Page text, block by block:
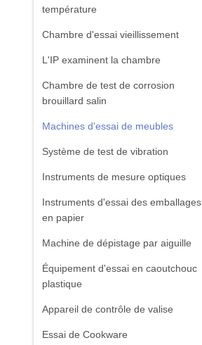
température
Chambre d'essai vieillissement
L'IP examinent la chambre
Chambre de test de corrosion
brouillard salin
Machines d'essai de meubles
Système de test de vibration
Instruments de mesure optiques
Instruments d'essai des emballages
en papier
Machine de dépistage par aiguille
Équipement d'essai en caoutchouc
plastique
Appareil de contrôle de valise
Essai de Cookware